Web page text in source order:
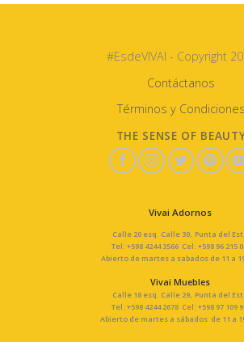
#EsdeVIVAI - Copyright
Contáctanos
Términos y Condiciones
THE SENSE OF
Vivai Adornos
Calle 20 esq. Calle 30, Punta del
Tel: +598 4244 3566 Cel: +598 96 215
Abierto de martes a sabados de 11 a
Vivai Muebles
Calle 18 esq. Calle 29, Punta del
Tel: +598 4244 2678 Cel: +598 97 109
Abierto de martes a sábados de 11 a